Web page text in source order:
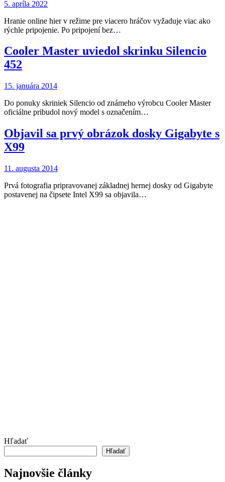
5. apríla 2022
Hranie online hier v režime pre viacero hráčov vyžaduje viac ako
rýchle pripojenie. Po pripojení bez…
Cooler Master uviedol skrinku Silencio
452
15. januára 2014
Do ponuky skriniek Silencio od známeho výrobcu Cooler Master
oficiálne pribudol nový model s označením…
Objavil sa prvý obrázok dosky Gigabyte s
X99
11. augusta 2014
Prvá fotografia pripravovanej základnej hernej dosky od Gigabyte
postavenej na čipsete Intel X99 sa objavila…
Hľadať
Hľadať
Najnovšie články